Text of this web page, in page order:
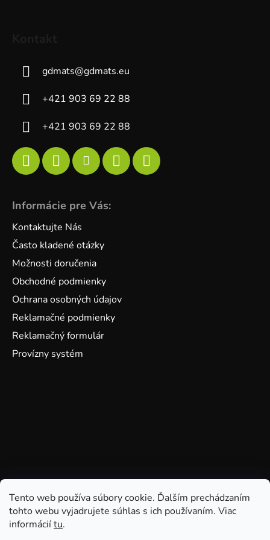
Tento web používa súbory cookie. Ďalším prechádzaním
tohto webu vyjadrujete súhlas s ich používaním. Viac
informáciítu.
gdmats@gdmats.eu
+421 903 69 22 88
+421 903 69 22 88
Informácie pre Vás:
Kontaktujte Nás
Často kladené otázky
Možnosti doručenia
Obchodné podmienky
Ochrana osobných údajov
Reklamačné podmienky
Reklamačný formulár
Provízny systém